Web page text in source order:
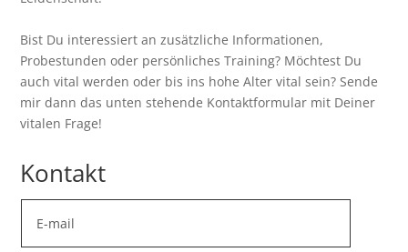
Bist Du interessiert an zusätzliche Informationen,
Probestunden oder persönliches Training? Möchtest Du
auch vital werden oder bis ins hohe Alter vital sein? Sende
mir dann das unten stehende Kontaktformular mit Deiner
vitalen Frage!
Kontakt